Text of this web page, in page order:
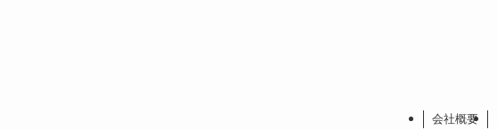
会社概要